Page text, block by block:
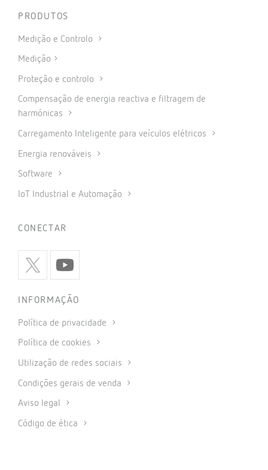
PRODUTOS
Medição e Controlo
Medição
Proteção e controlo
Compensação de energia reactiva e filtragem de
harmónicas
Carregamento Inteligente para veículos elétricos
Energia renováveis
Software
IoT Industrial e Automação
CONECTAR
INFORMAÇÃO
Política de privacidade
Política de cookies
Utilização de redes sociais
Condições gerais de venda
Aviso legal
Código de ética